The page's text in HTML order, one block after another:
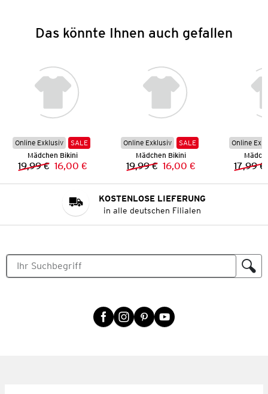
Das könnte Ihnen auch gefallen
Online Exklusiv
SALE
Mädchen Bikini
Vorheriger Preis:
19,99 € Neuer Preis:
16,00 €
Online Exklusiv
SALE
Mädchen Bikini
Vorheriger Preis:
19,99 € Neuer Preis:
16,00 €
Online
17,99 €
KOSTENLOSE LIEFERUNG
in alle deutschen Filialen